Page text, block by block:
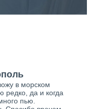
в морском
редко, да и когда
пью.